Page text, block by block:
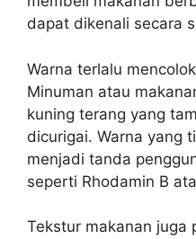
dapat dikenali secara
Warna terlalu
Minuman atau
kuning terang yang
dicurigai. Warna yang
menjadi tanda
seperti Rhodamin B
Tekstur makanan juga